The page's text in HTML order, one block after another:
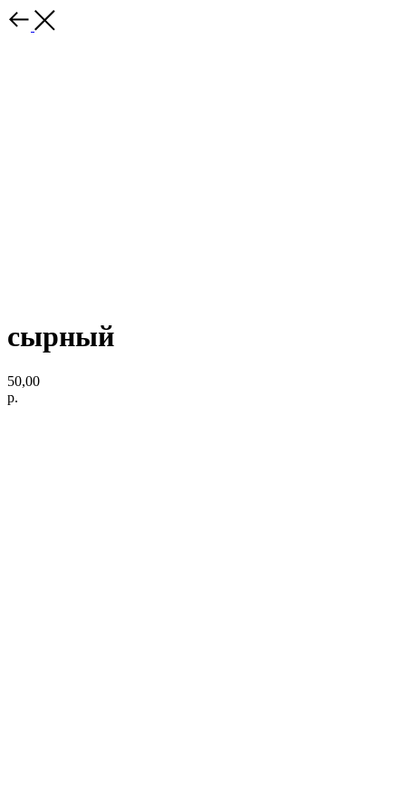
сырный
50,00
р.